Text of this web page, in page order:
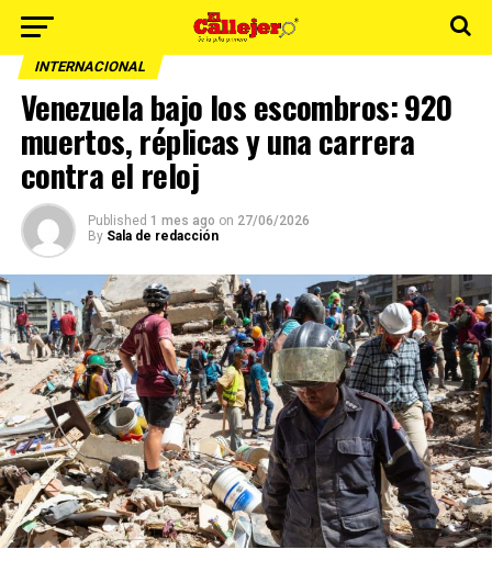
INTERNACIONAL
Venezuela bajo los escombros: 920
muertos, réplicas y una carrera
contra el reloj
Published 1 mes ago on 27/06/2026
By Sala de redacción